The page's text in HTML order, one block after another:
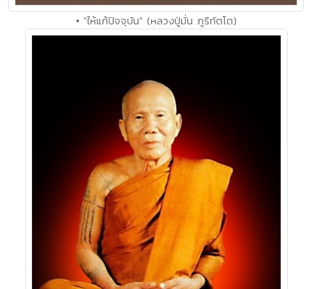
• "ให้แก้ปัจจุบัน" (หลวงปู่มั่น ภูริทัตโต)